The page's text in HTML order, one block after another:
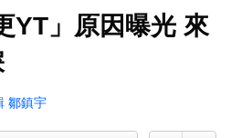
YT」原因曝光 來
鄒鎮宇